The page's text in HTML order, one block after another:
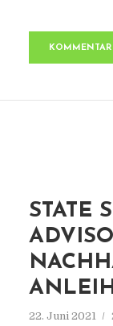
STATE
22. Juni 2021